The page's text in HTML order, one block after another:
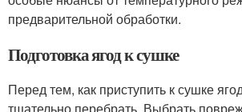
предварительной обработки.
Подготовка ягод к сушке
Перед тем, как приступить к сушке